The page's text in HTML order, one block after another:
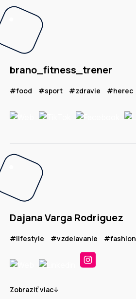
brano_fitness_trener
#food #sport #zdravie #herec
Dajana Varga Rodriguez
#lifestyle #vzdelavanie #fashion
Zobraziť viac